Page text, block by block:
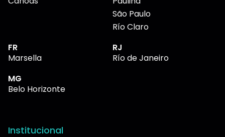
São Paulo
Río Claro
FR
Marsella
RJ
Río de Janeiro
MG
Belo Horizonte
Institucional